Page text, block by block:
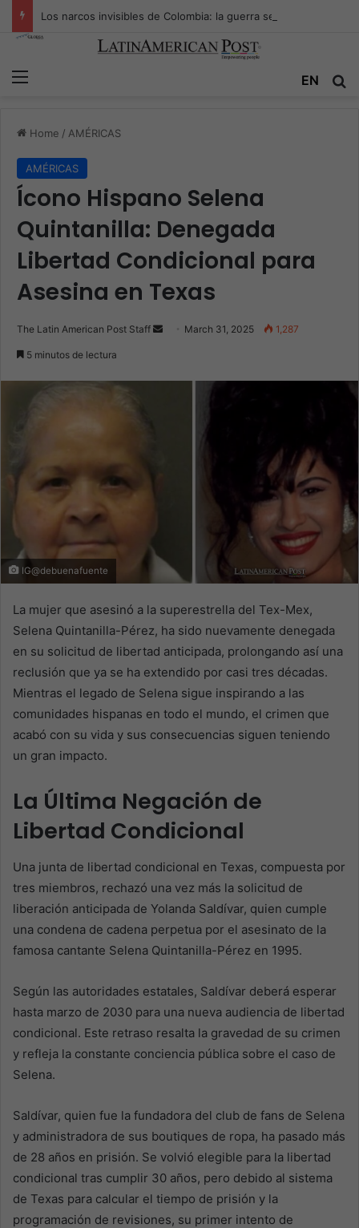
Menu EN
Home / AMÉRICAS
AMÉRICAS
Ícono Hispano Selena
Quintanilla: Denegada
Libertad Condicional para
Asesina en Texas
The Latin American Post Staff
Send March 31, 2025 1,287
5 minutos de lectura
IG@debuenafuente
La mujer que asesinó a la superestrella del Tex-Mex,
Selena Quintanilla-Pérez, ha sido nuevamente denegada
en su solicitud de libertad anticipada, prolongando así una
reclusión que ya se ha extendido por casi tres décadas.
Mientras el legado de Selena sigue inspirando a las
comunidades hispanas en todo el mundo, el crimen que
acabó con su vida y sus consecuencias siguen teniendo
un gran impacto.
La Última Negación de
Libertad Condicional
Una junta de libertad condicional en Texas, compuesta por
tres miembros, rechazó una vez más la solicitud de
liberación anticipada de Yolanda Saldívar, quien cumple
una condena de cadena perpetua por el asesinato de la
famosa cantante Selena Quintanilla-Pérez en 1995.
Según las autoridades estatales, Saldívar deberá esperar
hasta marzo de 2030 para una nueva audiencia de libertad
condicional. Este retraso resalta la gravedad de su crimen
y refleja la constante conciencia pública sobre el caso de
Selena.
Saldívar, quien fue la fundadora del club de fans de Selena
y administradora de sus boutiques de ropa, ha pasado más
de 28 años en prisión. Se volvió elegible para la libertad
condicional tras cumplir 30 años, pero debido al sistema
de Texas para calcular el tiempo de prisión y la
programación de revisiones, su primer intento de